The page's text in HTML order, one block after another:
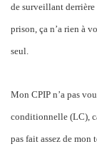
de surveillant
prison, ça n’a rien à
seul.
Mon CPIP n’a pas
conditionnelle (LC),
pas fait assez de mon